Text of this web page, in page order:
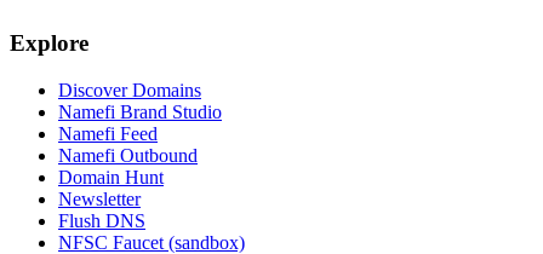
Explore
Discover Domains
Namefi Brand Studio
Namefi Feed
Namefi Outbound
Domain Hunt
Newsletter
Flush DNS
NFSC Faucet (sandbox)